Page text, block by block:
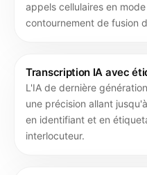
appels cellulaires en
contournement de fusion
Transcription IA avec
L'IA de dernière
une précision allant
en identifiant et en
interlocuteur.